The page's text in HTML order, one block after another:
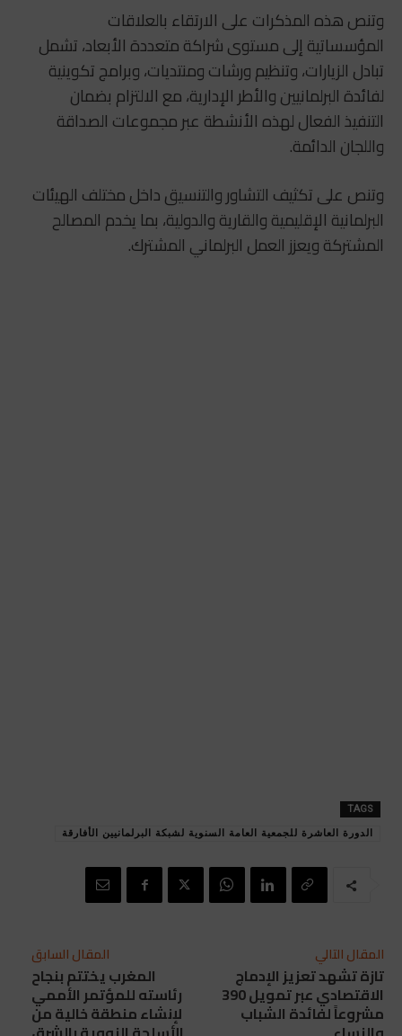
وتنص هذه المذكرات على الارتقاء بالعلاقات
المؤسساتية إلى مستوى شراكة متعددة الأبعاد، تشمل
تبادل الزيارات، وتنظيم ورشات ومنتديات، وبرامج تكوينية
لفائدة البرلمانيين والأطر الإدارية، مع الالتزام بضمان
التنفيذ الفعال لهذه الأنشطة عبر مجموعات الصداقة
واللجان الدائمة.
وتنص على تكثيف التشاور والتنسيق داخل مختلف الهيئات
البرلمانية الإقليمية والقارية والدولية، بما يخدم المصالح
المشتركة ويعزز العمل البرلماني المشترك.
TAGS
الدورة العاشرة للجمعية العامة السنوية لشبكة البرلمانيين الأفارقة
المقال السابق
المغرب يختتم بنجاح
رئاسته للمؤتمر الأممي
لإنشاء منطقة خالية من
المقال التالي
تازة تشهد تعزيز الإدماج
الاقتصادي عبر تمويل 390
مشروعاً لفائدة الشباب